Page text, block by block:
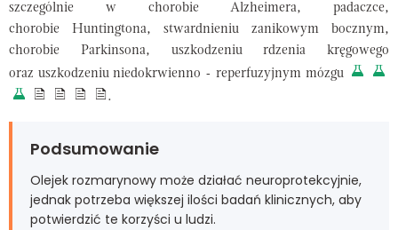
szczególnie w chorobie Alzheimera, padaczce,
chorobie Huntingtona, stwardnieniu zanikowym bocznym,
chorobie Parkinsona, uszkodzeniu rdzenia kręgowego
oraz uszkodzeniu niedokrwienno - reperfuzyjnym mózgu
.
Podsumowanie
Olejek rozmarynowy może działać neuroprotekcyjnie,
jednak potrzeba większej ilości badań klinicznych, aby
potwierdzić te korzyści u ludzi.